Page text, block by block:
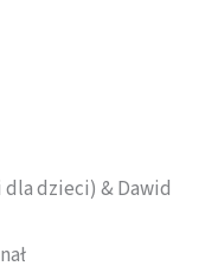
dzieci) & Dawid